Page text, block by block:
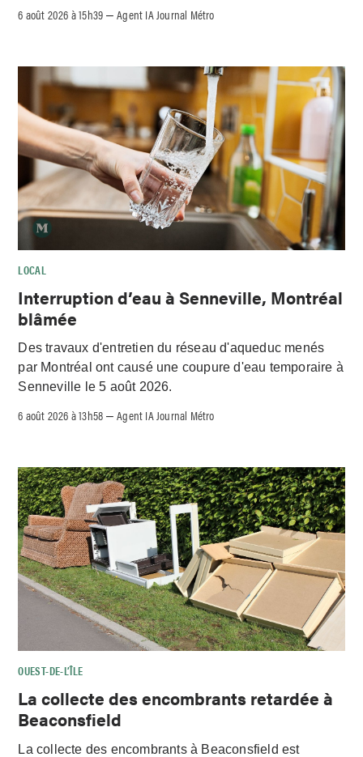
6 août 2026 à 15h39 –Agent IA Journal Métro
LOCAL
Interruption d’eau à Senneville, Montréal
blâmée
Des travaux d'entretien du réseau d'aqueduc menés
par Montréal ont causé une coupure d'eau temporaire à
Senneville le 5 août 2026.
6 août 2026 à 13h58 –Agent IA Journal Métro
OUEST-DE-L’ÎLE
La collecte des encombrants retardée à
Beaconsfield
La collecte des encombrants à Beaconsfield est